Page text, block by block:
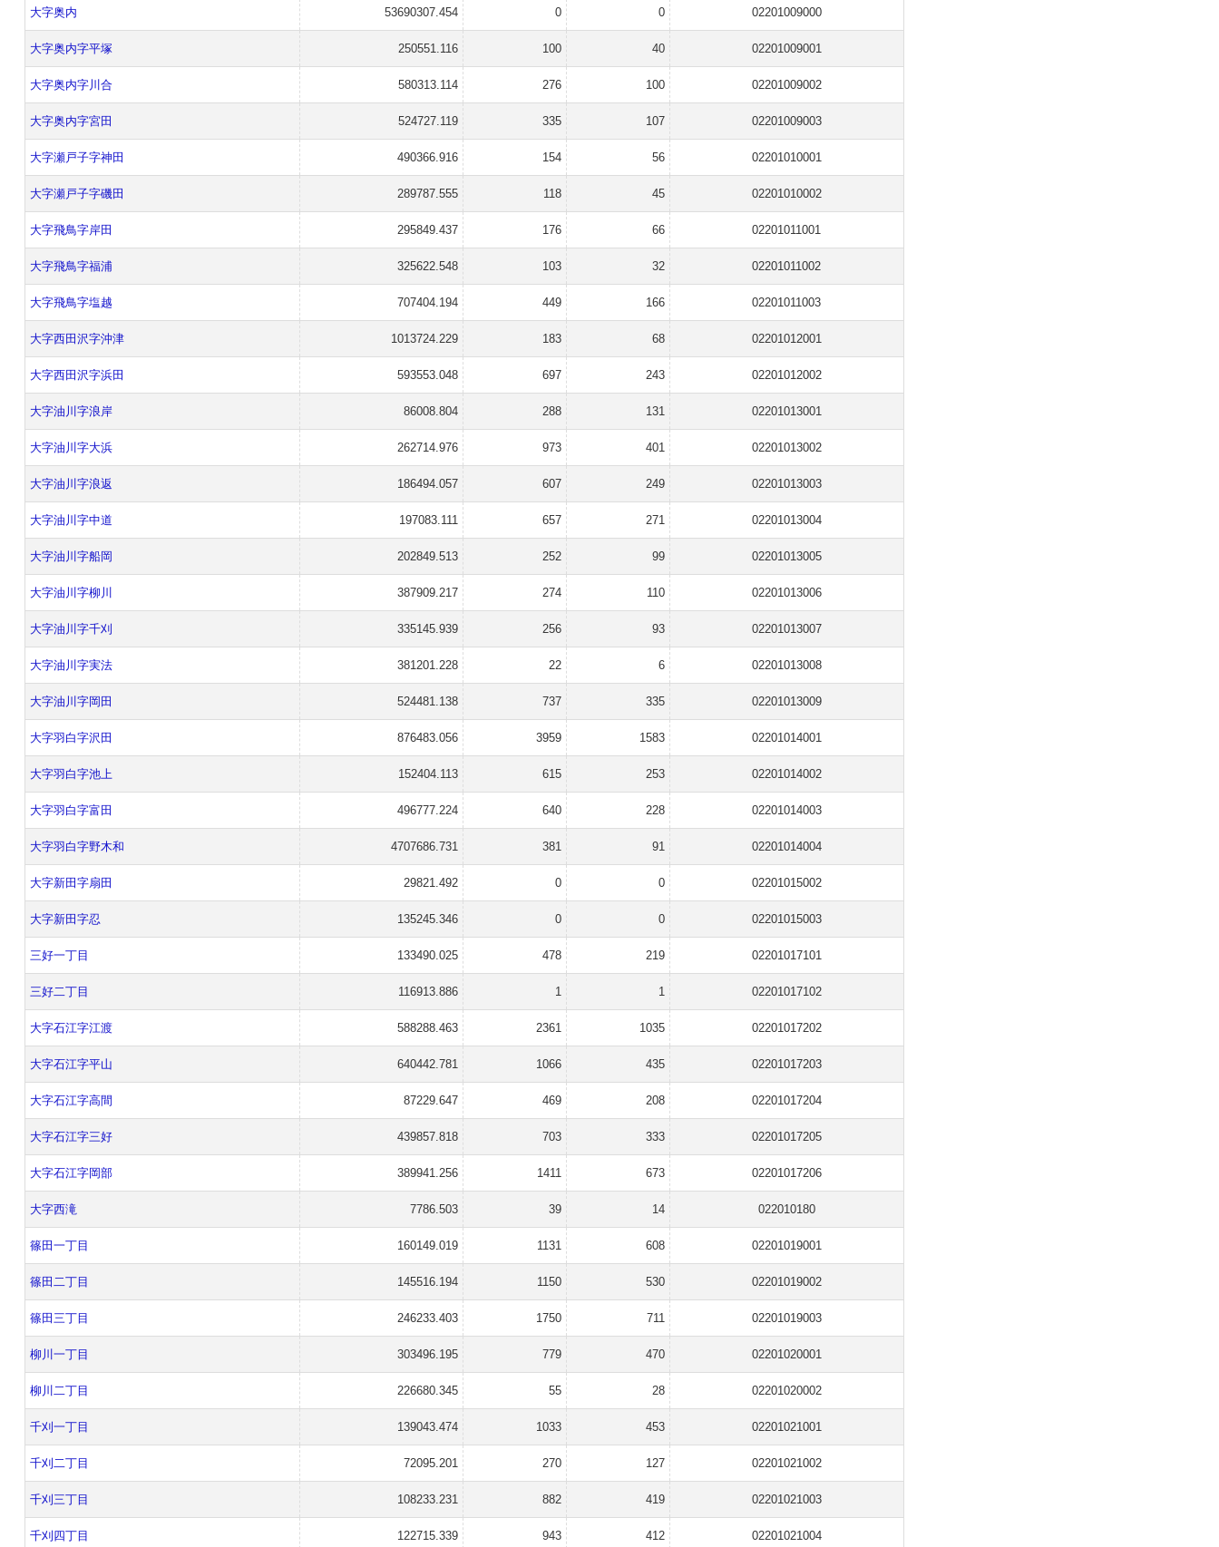
大字奥内 53690307.454 0 0 02201009000
大字奥内字平塚 250551.116 100 40 02201009001
大字奥内字川合 580313.114 276 100 02201009002
大字奥内字宮田 524727.119 335 107 02201009003
大字瀬戸子字神田 490366.916 154 56 02201010001
大字瀬戸子字磯田 289787.555 118 45 02201010002
大字飛鳥字岸田 295849.437 176 66 02201011001
大字飛鳥字福浦 325622.548 103 32 02201011002
大字飛鳥字塩越 707404.194 449 166 02201011003
大字西田沢字沖津 1013724.229 183 68 02201012001
大字西田沢字浜田 593553.048 697 243 02201012002
大字油川字浪岸 86008.804 288 131 02201013001
大字油川字大浜 262714.976 973 401 02201013002
大字油川字浪返 186494.057 607 249 02201013003
大字油川字中道 197083.111 657 271 02201013004
大字油川字船岡 202849.513 252 99 02201013005
大字油川字柳川 387909.217 274 110 02201013006
大字油川字千刈 335145.939 256 93 02201013007
大字油川字実法 381201.228 22 6 02201013008
大字油川字岡田 524481.138 737 335 02201013009
大字羽白字沢田 876483.056 3959 1583 02201014001
大字羽白字池上 152404.113 615 253 02201014002
大字羽白字富田 496777.224 640 228 02201014003
大字羽白字野木和 4707686.731 381 91 02201014004
大字新田字扇田 29821.492 0 0 02201015002
大字新田字忍 135245.346 0 0 02201015003
三好一丁目 133490.025 478 219 02201017101
三好二丁目 116913.886 1 1 02201017102
大字石江字江渡 588288.463 2361 1035 02201017202
大字石江字平山 640442.781 1066 435 02201017203
大字石江字高間 87229.647 469 208 02201017204
大字石江字三好 439857.818 703 333 02201017205
大字石江字岡部 389941.256 1411 673 02201017206
大字西滝 7786.503 39 14 022010180
篠田一丁目 160149.019 1131 608 02201019001
篠田二丁目 145516.194 1150 530 02201019002
篠田三丁目 246233.403 1750 711 02201019003
柳川一丁目 303496.195 779 470 02201020001
柳川二丁目 226680.345 55 28 02201020002
千刈一丁目 139043.474 1033 453 02201021001
千刈二丁目 72095.201 270 127 02201021002
千刈三丁目 108233.231 882 419 02201021003
千刈四丁目 122715.339 943 412 02201021004